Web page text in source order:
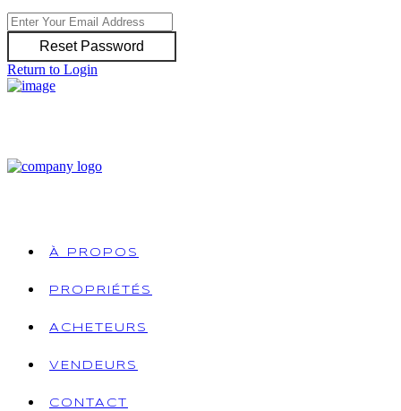
Reset Password
Return to Login
À PROPOS
PROPRIÉTÉS
ACHETEURS
VENDEURS
CONTACT